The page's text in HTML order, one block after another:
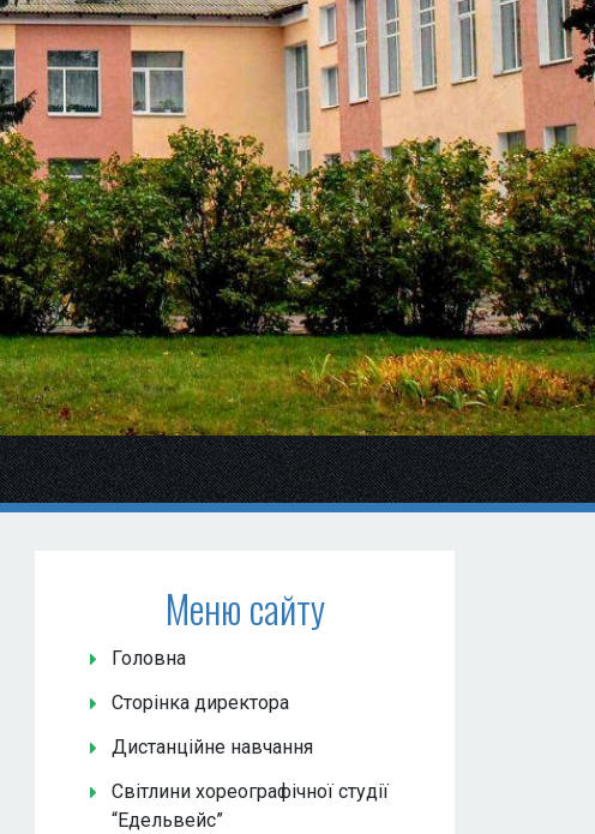
Меню сайту
Головна
Сторінка директора
Дистанційне навчання
Світлини хореографічної студії
“Едельвейс”